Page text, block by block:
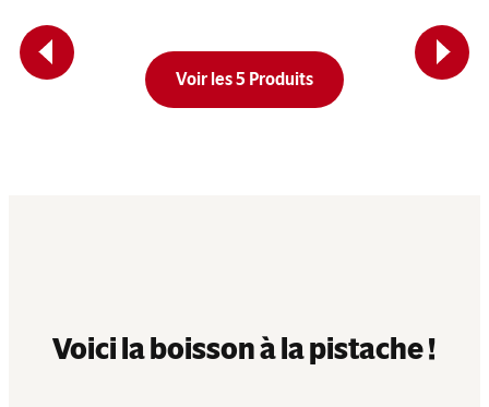
Previous Next
Voir les 5 Produits
Voici la boisson à la pistache !